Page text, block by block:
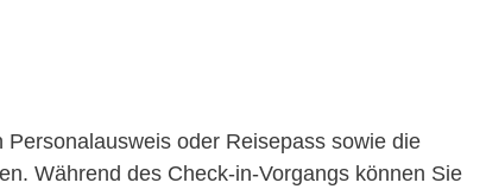
oder Reisepass sowie die
Während des Check-in-Vorgangs können Sie